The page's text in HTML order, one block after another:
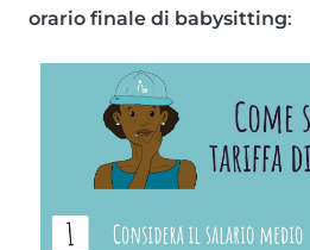
orario finale di babysitting: